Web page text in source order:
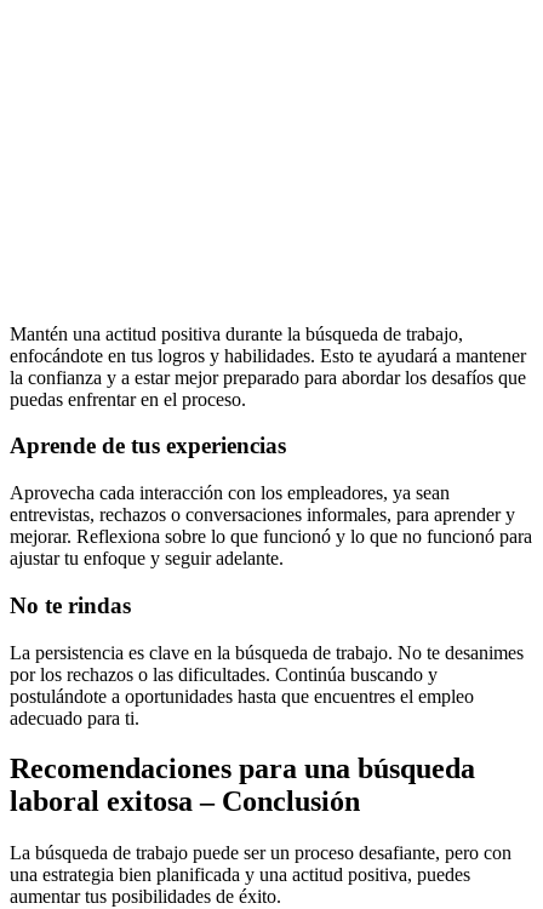
Mantén una actitud positiva durante la búsqueda de trabajo,
enfocándote en tus logros y habilidades. Esto te ayudará a mantener
la confianza y a estar mejor preparado para abordar los desafíos que
puedas enfrentar en el proceso.
Aprende de tus experiencias
Aprovecha cada interacción con los empleadores, ya sean
entrevistas, rechazos o conversaciones informales, para aprender y
mejorar. Reflexiona sobre lo que funcionó y lo que no funcionó para
ajustar tu enfoque y seguir adelante.
No te rindas
La persistencia es clave en la búsqueda de trabajo. No te desanimes
por los rechazos o las dificultades. Continúa buscando y
postulándote a oportunidades hasta que encuentres el empleo
adecuado para ti.
Recomendaciones para una búsqueda
laboral exitosa – Conclusión
La búsqueda de trabajo puede ser un proceso desafiante, pero con
una estrategia bien planificada y una actitud positiva, puedes
aumentar tus posibilidades de éxito.